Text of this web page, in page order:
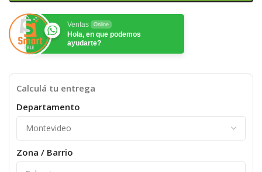
Ventas Online
Hola, en que podemos
ayudarte?
Calculá tu entrega
Departamento
Zona / Barrio